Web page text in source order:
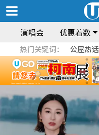
演唱会 优惠着数
热门关键词： 公屋热话